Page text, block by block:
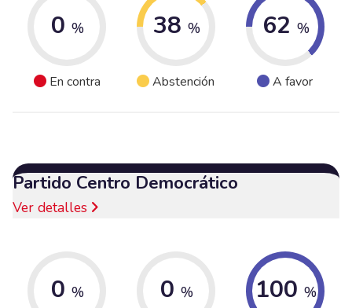
0 %
En contra
38 %
Abstención
62 %
A favor
Partido Centro Democrático
Ver detalles
0 % 0 % 100 %